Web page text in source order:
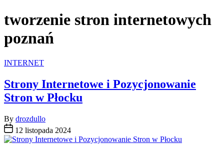
tworzenie stron internetowych
poznań
Categories
INTERNET
Strony Internetowe i Pozycjonowanie
Stron w Płocku
By drozdullo
12 listopada 2024